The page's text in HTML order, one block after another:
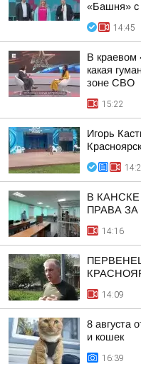
«Башня» с
14:45
В краевом
какая
зоне СВО
15:22
Игорь
В
ПРАВА
14:16
14:09
8 августа
и кошек
16:39